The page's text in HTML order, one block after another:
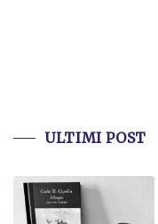
ULTIMI POST